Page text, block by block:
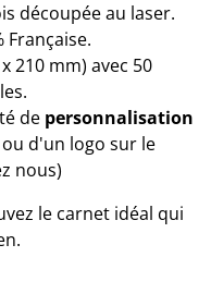
découpée au laser.
Française.
210 mm) avec 50
de personnalisation
d'un logo sur le
nous)
le carnet idéal qui